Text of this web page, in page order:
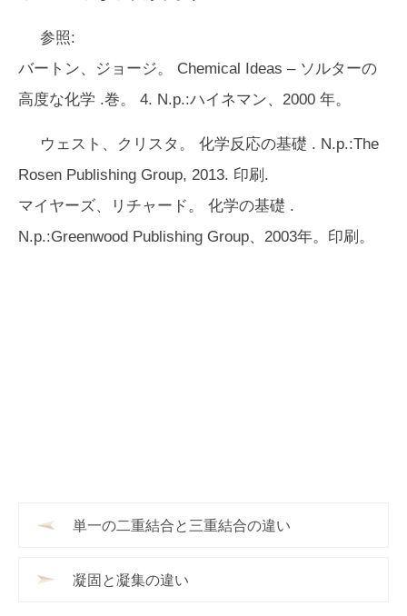
参照:
バートン、ジョージ。 Chemical Ideas – ソルターの
高度な化学 .巻。 4. N.p.:ハイネマン、2000 年。
ウェスト、クリスタ。 化学反応の基礎 . N.p.:The
Rosen Publishing Group, 2013. 印刷.
マイヤーズ、リチャード。 化学の基礎 .
N.p.:Greenwood Publishing Group、2003年。印刷。
単一の二重結合と三重結合の違い
凝固と凝集の違い